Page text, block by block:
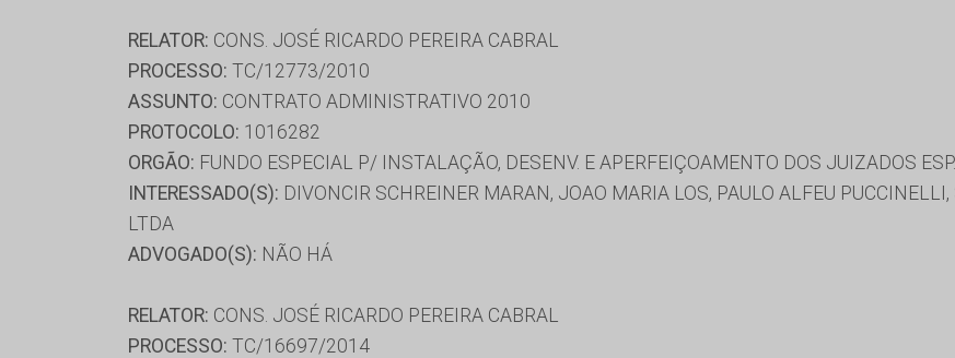
RELATOR: CONS. JOSÉ RICARDO PEREIRA CABRAL
PROCESSO: TC/12773/2010
ASSUNTO: CONTRATO ADMINISTRATIVO 2010
PROTOCOLO: 1016282
ORGÃO: FUNDO ESPECIAL P/ INSTALAÇÃO, DESENV. E APERFEIÇOAMENTO DOS JUIZADOS
INTERESSADO(S): DIVONCIR SCHREINER MARAN, JOAO MARIA LOS, PAULO ALFEU
LTDA
ADVOGADO(S): NÃO HÁ
RELATOR: CONS. JOSÉ RICARDO PEREIRA CABRAL
PROCESSO: TC/16697/2014